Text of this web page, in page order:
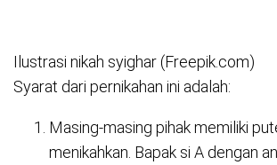
Ilustrasi nikah syighar (Freepik.com)
Syarat dari pernikahan ini adalah:
Masing-masing pihak memiliki
menikahkan. Bapak si A dengan